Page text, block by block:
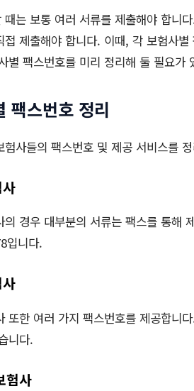
때는 보통 여러 서류를 제출해야 합니
접 제출해야 합니다. 이때, 각 보험사
별 팩스번호를 미리 정리해 둘 필요가
팩스번호 정리
험사들의 팩스번호 및 제공 서비스를
의 경우 대부분의 서류는 팩스를 통해
입니다.
또한 여러 가지 팩스번호를 제공합
니다.
험사